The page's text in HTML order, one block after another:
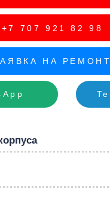
+7 707 921 82 98
НА РЕМОНТ